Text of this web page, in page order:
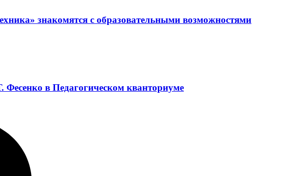
знакомятся с образовательными возможностями
в Педагогическом кванториуме